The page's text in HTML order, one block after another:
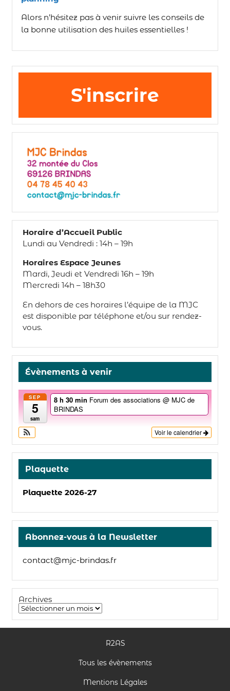
Alors n’hésitez pas à venir suivre les conseils de
la bonne utilisation des huiles essentielles !
S'inscrire
Horaire d’Accueil Public
Lundi au Vendredi : 14h – 19h
Horaires Espace Jeunes
Mardi, Jeudi et Vendredi 16h – 19h
Mercredi 14h – 18h30
En dehors de ces horaires l’équipe de la MJC
est disponible par téléphone et/ou sur rendez-
vous.
Évènements à venir
SEP
5
sam
8 h 30 min Forum des associations @ MJC de
BRINDAS
Voir le calendrier
Plaquette
Plaquette 2026-27
Abonnez-vous à la Newsletter
contact@mjc-brindas.fr
Archives
R2AS
Tous les évènements
Mentions Légales